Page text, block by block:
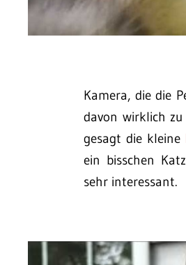
Kamera, die die
davon wirklich zu
gesagt die kleine
ein bisschen
sehr interessant.